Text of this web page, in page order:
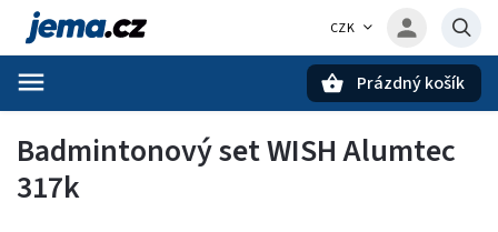
CZK
Prázdný košík
Badmintonový set WISH Alumtec
317k